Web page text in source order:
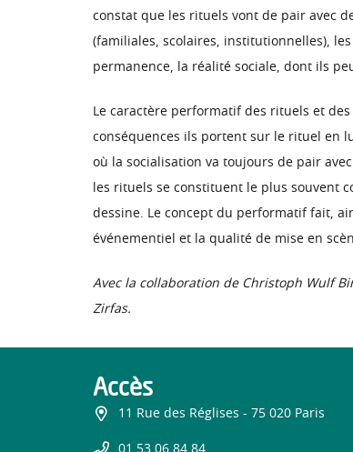
constat que les rituels vont de pair avec
(familiales, scolaires, institutionnelles),
permanence, la réalité sociale, dont ils
Le caractère performatif des rituels et
conséquences ils portent sur le rituel en
où la socialisation va toujours de pair
les rituels se constituent le plus souvent
dessine. Le concept du performatif fait,
événementiel et la qualité de mise en
Avec la collaboration de Christoph Wulf
Zirfas.
Accès
11 Rue des Réglises - 75 020 Paris
01 53 06 84 84